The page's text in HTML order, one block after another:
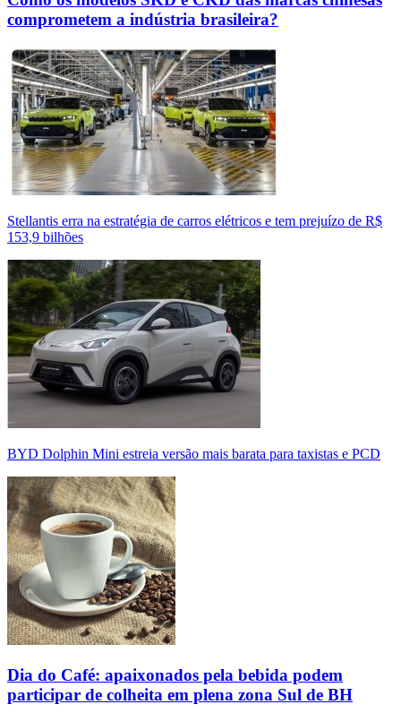
comprometem a indústria brasileira?
Stellantis erra na estratégia de carros elétricos e tem prejuízo de R$
153,9 bilhões
BYD Dolphin Mini estreia versão mais barata para taxistas e PCD
Dia do Café: apaixonados pela bebida podem
participar de colheita em plena zona Sul de BH